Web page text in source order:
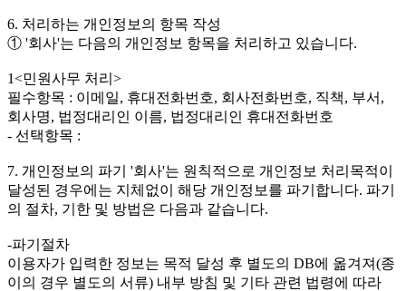
6. 처리하는 개인정보의 항목 작성
① '회사'는 다음의 개인정보 항목을 처리하고 있습니다.
1<민원사무 처리>
필수항목 : 이메일, 휴대전화번호, 회사전화번호, 직책, 부서,
회사명, 법정대리인 이름, 법정대리인 휴대전화번호
- 선택항목 :
7. 개인정보의 파기 '회사'는 원칙적으로 개인정보 처리목적이
달성된 경우에는 지체없이 해당 개인정보를 파기합니다. 파기
의 절차, 기한 및 방법은 다음과 같습니다.
-파기절차
이용자가 입력한 정보는 목적 달성 후 별도의 DB에 옮겨져(종
이의 경우 별도의 서류) 내부 방침 및 기타 관련 법령에 따라